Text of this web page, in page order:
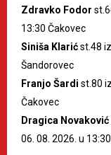
Zdravko Fodor
13:30 Čakovec
Siniša Klarićst.48
Šandorovec
Franjo Šardi st.80
Čakovec
Dragica
06. 08. 2026. u 13:30